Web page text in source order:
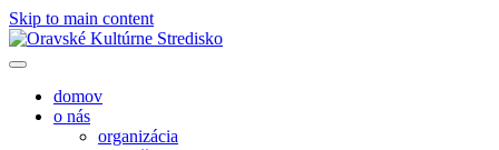
Skip to main content
domov
o nás
organizácia